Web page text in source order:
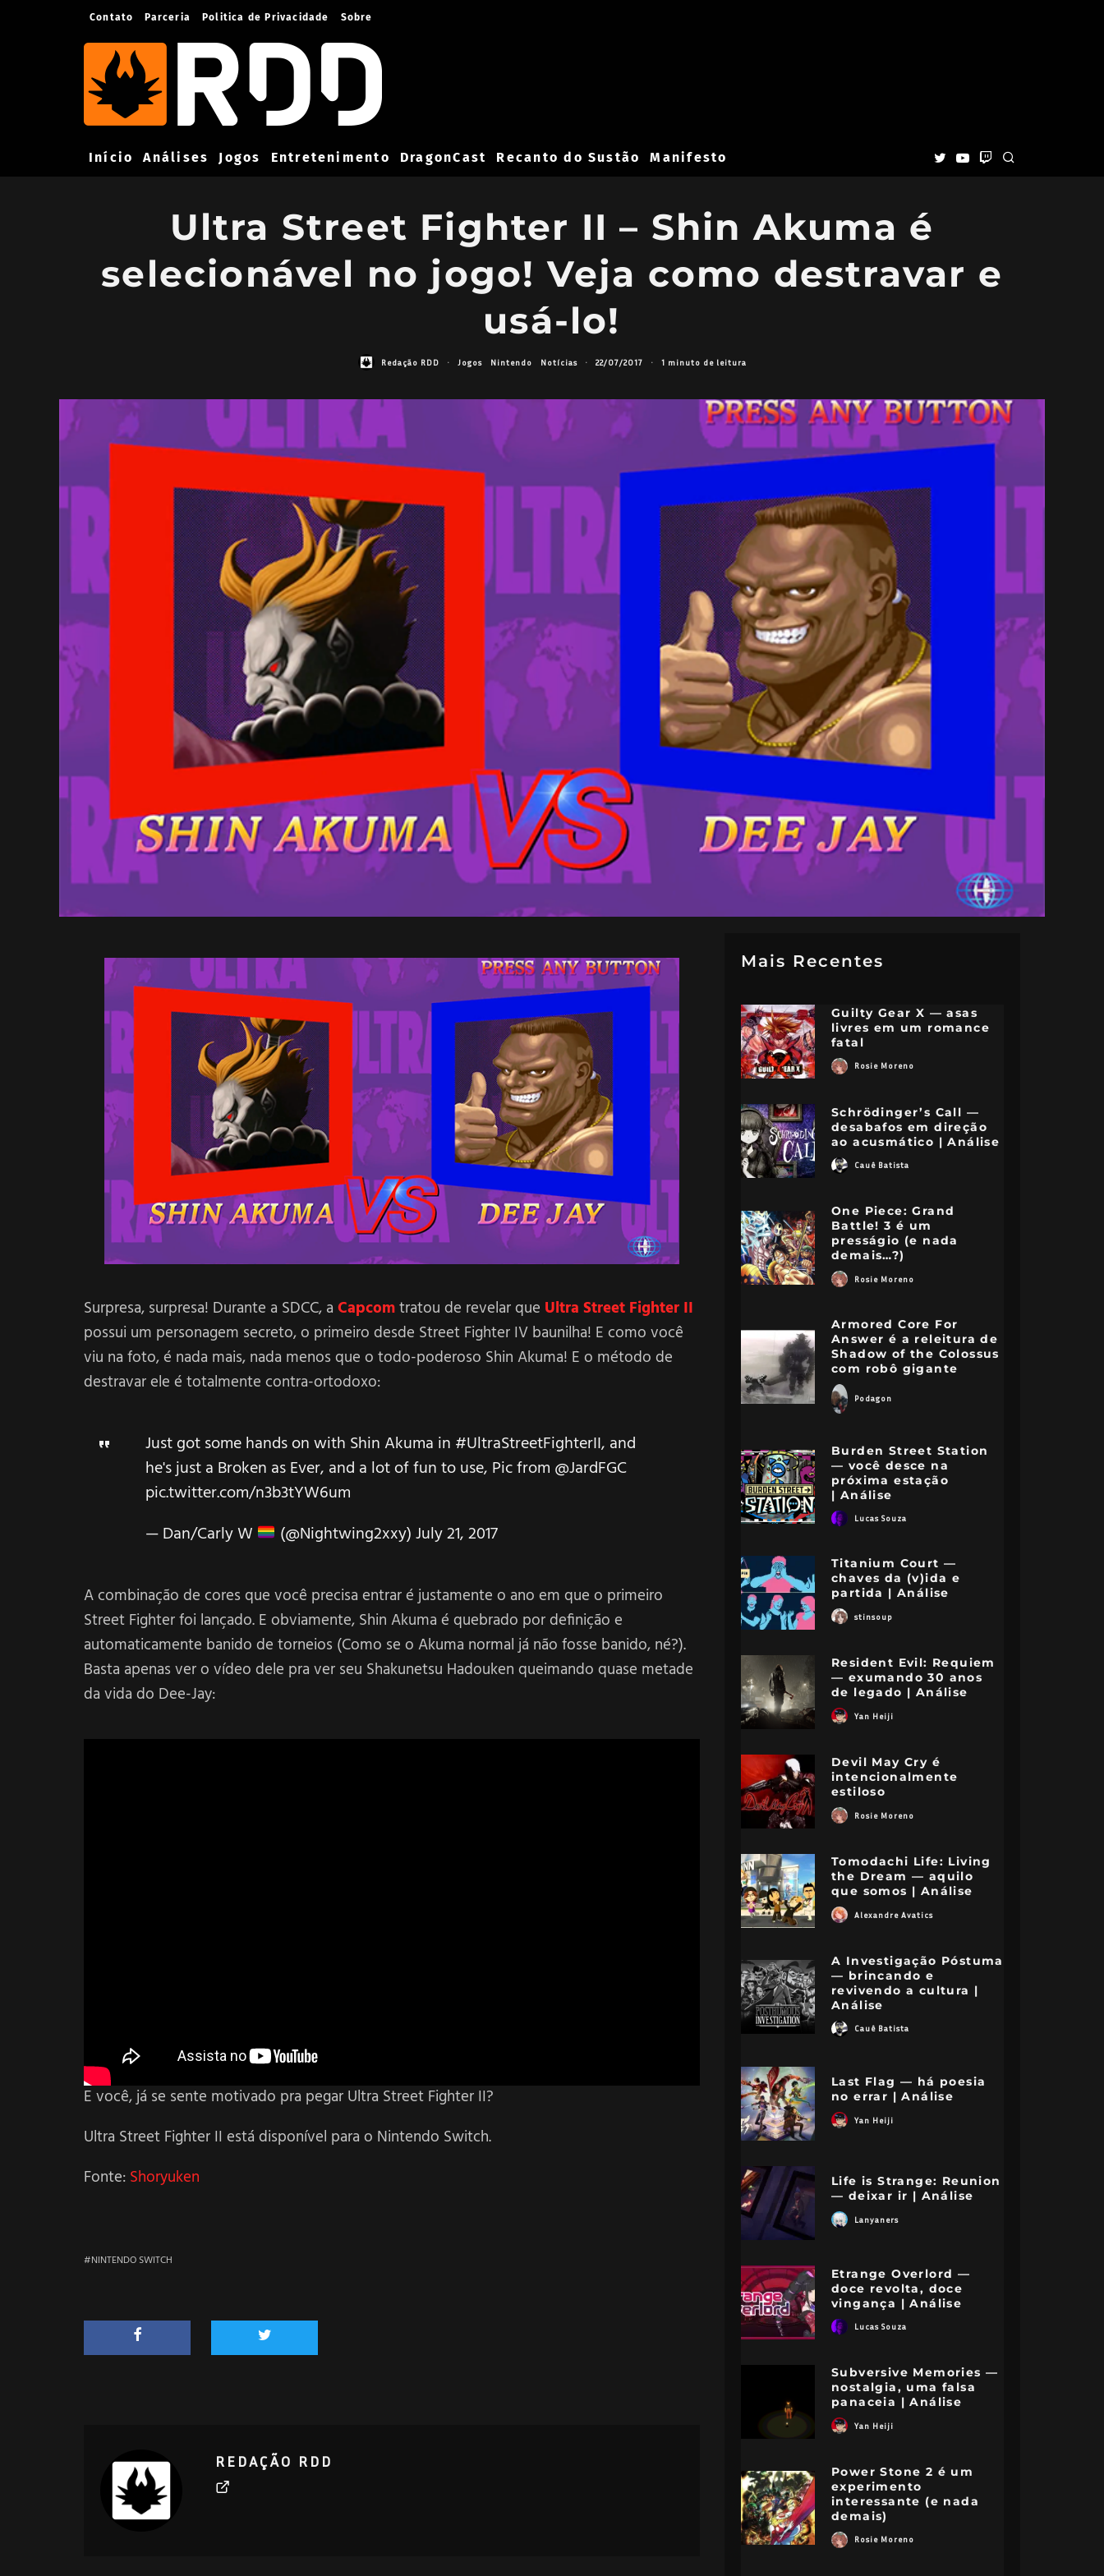
Contato Parceria Politica de Privacidade Sobre
Início Análises Jogos Entretenimento DragonCast Recanto do Sustão Manifesto
Ultra Street Fighter II – Shin Akuma é
selecionável no jogo! Veja como destravar e
usá-lo!
Redação RDD · Jogos Nintendo Notícias · 22/07/2017 · 1 minuto de leitura
Surpresa, surpresa! Durante a SDCC, a Capcomtratou de revelar que Ultra Street Fighter II
possui um personagem secreto, o primeiro desde Street Fighter IV baunilha! E como você
viu na foto, é nada mais, nada menos que o todo-poderoso Shin Akuma! E o método de
destravar ele é totalmente contra-ortodoxo:
Just got some hands on with Shin Akuma in #UltraStreetFighterII, and
he's just a Broken as Ever, and a lot of fun to use, Pic from @JardFGC
pic.twitter.com/n3b3tYW6um
— Dan/Carly W
(@Nightwing2xxy)July 21, 2017
A combinação de cores que você precisa entrar é justamente o ano em que o primeiro
Street Fighter foi lançado. E obviamente, Shin Akuma é quebrado por definição e
automaticamente banido de torneios (Como se o Akuma normal já não fosse banido, né?).
Basta apenas ver o vídeo dele pra ver seu Shakunetsu Hadouken queimando quase metade
da vida do Dee-Jay:
E você, já se sente motivado pra pegar Ultra Street Fighter II?
Ultra Street Fighter II está disponível para o Nintendo Switch.
Fonte: Shoryuken
NINTENDO SWITCH
REDAÇÃO RDD
Mais Recentes
Guilty Gear X — asas
livres em um romance
fatal
Rosie Moreno
Schrödinger’s Call —
desabafos em direção
ao acusmático | Análise
Cauê Batista
One Piece: Grand
Battle! 3 é um
presságio (e nada
demais…?)
Rosie Moreno
Armored Core For
Answer é a releitura de
Shadow of the Colossus
com robô gigante
Podagon
Burden Street Station
— você desce na
próxima estação
| Análise
Lucas Souza
Titanium Court —
chaves da (v)ida e
partida | Análise
stinsoup
Resident Evil: Requiem
— exumando 30 anos
de legado | Análise
Yan Heiji
Devil May Cry é
intencionalmente
estiloso
Rosie Moreno
Tomodachi Life: Living
the Dream — aquilo
que somos | Análise
Alexandre Avatics
A Investigação Póstuma
— brincando e
revivendo a cultura |
Análise
Cauê Batista
Last Flag — há poesia
no errar | Análise
Yan Heiji
Life is Strange: Reunion
— deixar ir | Análise
Lanyaners
Etrange Overlord —
doce revolta, doce
vingança | Análise
Lucas Souza
Subversive Memories —
nostalgia, uma falsa
panaceia | Análise
Yan Heiji
Power Stone 2 é um
experimento
interessante (e nada
demais)
Rosie Moreno